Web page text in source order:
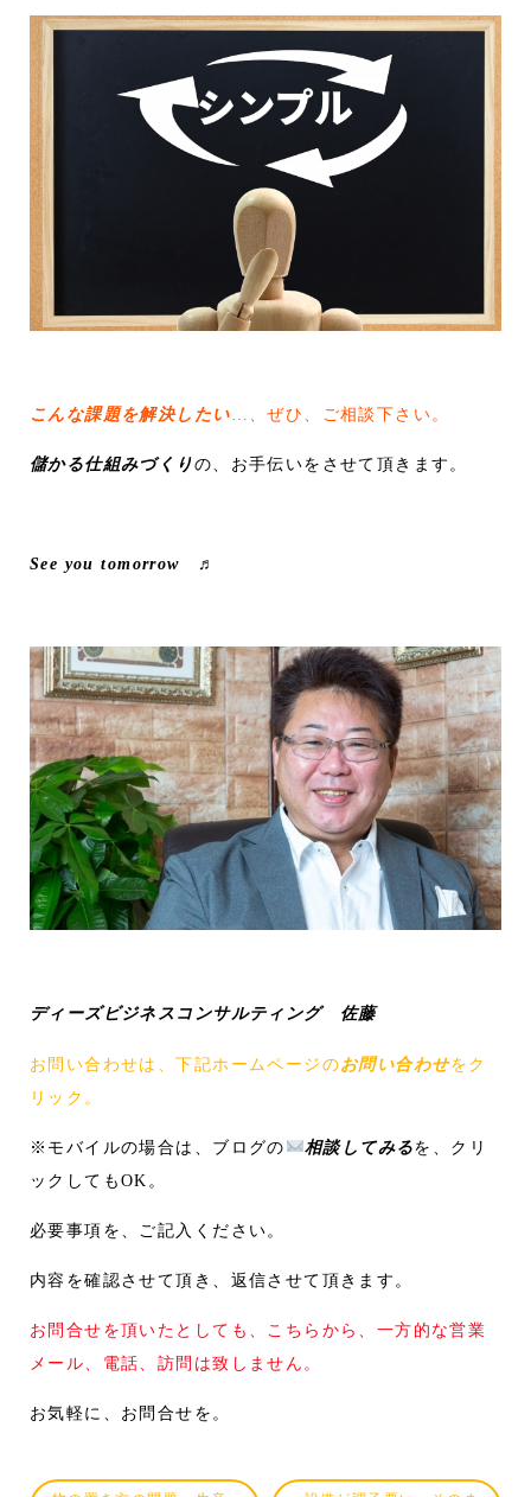
こんな課題を解決したい …、ぜひ、ご相談下さい。
儲かる仕組みづくりの、お手伝いをさせて頂きます。
See you tomorrow ♬
ディーズビジネスコンサルティング 佐藤
お問い合わせは、下記ホームページのお問い合わせをク
リック。
※モバイルの場合は、ブログの 相談してみるを、クリ
ックしてもOK。
必要事項を、ご記入ください。
内容を確認させて頂き、返信させて頂きます。
お問合せを頂いたとしても、こちらから、一方的な営業
メール、電話、訪問は致しません。
お気軽に、お問合せを。